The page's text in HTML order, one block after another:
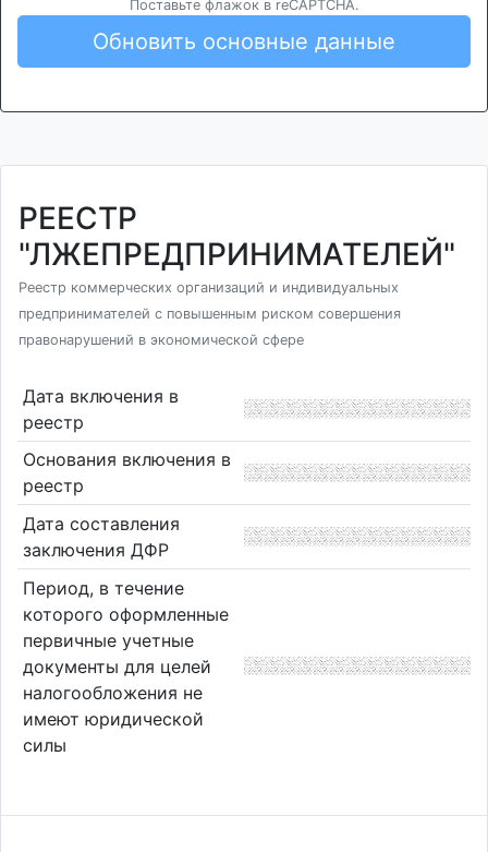
Поставьте флажок в reCAPTCHA.
Обновить основные данные
РЕЕСТР
"ЛЖЕПРЕДПРИНИМАТЕЛЕЙ"
Реестр коммерческих организаций и индивидуальных
предпринимателей с повышенным риском совершения
правонарушений в экономической сфере
Дата включения в
реестр
Основания включения в
реестр
Дата составления
заключения ДФР
Период, в течение
которого оформленные
первичные учетные
документы для целей
налогообложения не
имеют юридической
силы